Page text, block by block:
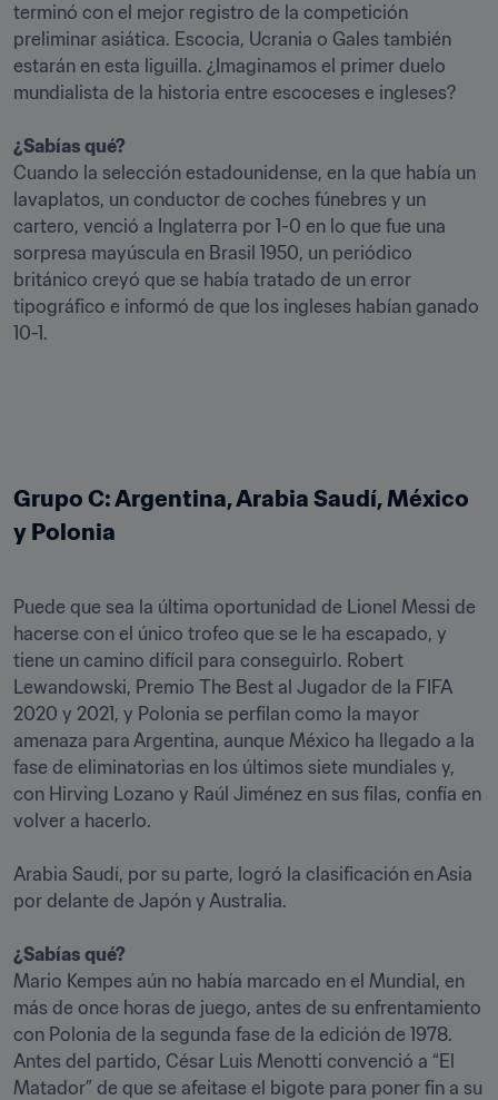
terminó con el mejor registro de la competición
preliminar asiática. Escocia, Ucrania o Gales también
estarán en esta liguilla. ¿Imaginamos el primer duelo
mundialista de la historia entre escoceses e ingleses?
¿Sabías qué?
Cuando la selección estadounidense, en la que había un
lavaplatos, un conductor de coches fúnebres y un
cartero, venció a Inglaterra por 1-0 en lo que fue una
sorpresa mayúscula en Brasil 1950, un periódico
británico creyó que se había tratado de un error
tipográfico e informó de que los ingleses habían ganado
10-1.
Grupo C: Argentina, Arabia Saudí, México
y Polonia
Puede que sea la última oportunidad de Lionel Messi de
hacerse con el único trofeo que se le ha escapado, y
tiene un camino difícil para conseguirlo. Robert
Lewandowski, Premio The Best al Jugador de la FIFA
2020 y 2021, y Polonia se perfilan como la mayor
amenaza para Argentina, aunque México ha llegado a la
fase de eliminatorias en los últimos siete mundiales y,
con Hirving Lozano y Raúl Jiménez en sus filas, confía en
volver a hacerlo.
Arabia Saudí, por su parte, logró la clasificación en Asia
por delante de Japón y Australia.
¿Sabías qué?
Mario Kempes aún no había marcado en el Mundial, en
más de once horas de juego, antes de su enfrentamiento
con Polonia de la segunda fase de la edición de 1978.
Antes del partido, César Luis Menotti convenció a “El
Matador” de que se afeitase el bigote para poner fin a su